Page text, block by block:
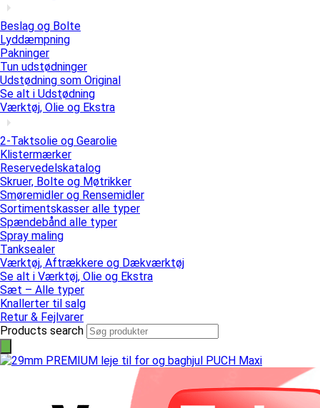
Beslag og Bolte
Lyddæmpning
Pakninger
Tun udstødninger
Udstødning som Original
Se alt i Udstødning
Værktøj, Olie og Ekstra
2-Taktsolie og Gearolie
Klistermærker
Reservedelskatalog
Skruer, Bolte og Møtrikker
Smøremidler og Rensemidler
Sortimentskasser alle typer
Spændebånd alle typer
Spray maling
Tanksealer
Værktøj, Aftrækkere og Dækværktøj
Se alt i Værktøj, Olie og Ekstra
Sæt – Alle typer
Knallerter til salg
Retur & Fejlvarer
Products search